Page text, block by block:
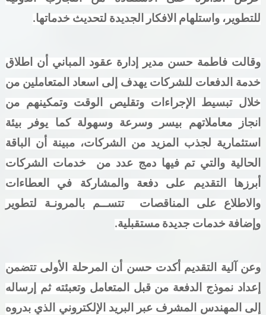
للتطوير، واستلهام الافكار الجديدة لتحديث خدماتها.
وقالت فاطمة حسن مدير إدارة عقود المباني أن اطلاق
خدمة الدفعات للشركات يهدف إلى اسعاد المتعاملين من
خلال تبسيط الإجراءات وتقليص الوقت وتمكينهم من
انجاز معاملاتهم بيسر وسرعة وسهولة كما يوفر بيئة
استثمارية لجذب المزيد من الشركات، مبينة أن الباقة
الحالية والتي تم فيها دمج عدد من خدمات الشركات
أبرزها التقديم على دفعة والمشاركة في العطاءات
والاطلاع على المناقصات تتســم بالمرونـة لتطوير
وإضافة خدمات جديدة مستقبلية.
وعن آلية التقديم أكدت حسن أن المرحلة الأولى تتضمن
إعداد نموذج الدفعة من قبل المتعامل وتعبئته ثم إرساله
إلى المهندس المشرف عبر البريد الإلكتروني الذي بدروه